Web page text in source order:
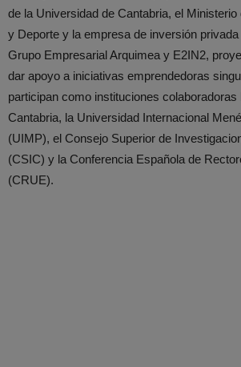
de la Universidad de Cantabria, el Ministerio
y Deporte y la empresa de inversión
Grupo Empresarial Arquimea y E2IN2,
dar apoyo a iniciativas emprendedoras
participan como instituciones
Cantabria, la Universidad Internacional
(UIMP), el Consejo Superior de
(CSIC) y la Conferencia Española de
(CRUE).